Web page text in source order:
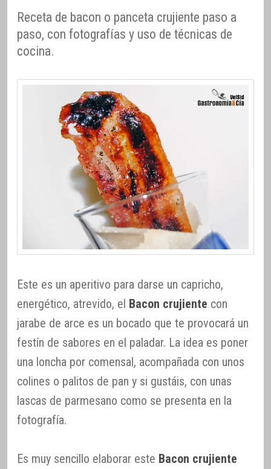
Receta de bacon o panceta crujiente paso a
paso, con fotografías y uso de técnicas de
cocina.
Este es un aperitivo para darse un capricho,
energético, atrevido, el Bacon crujiente con
jarabe de arce es un bocado que te provocará un
festín de sabores en el paladar. La idea es poner
una loncha por comensal, acompañada con unos
colines o palitos de pan y si gustáis, con unas
lascas de parmesano como se presenta en la
fotografía.
Es muy sencillo elaborar este Bacon crujiente